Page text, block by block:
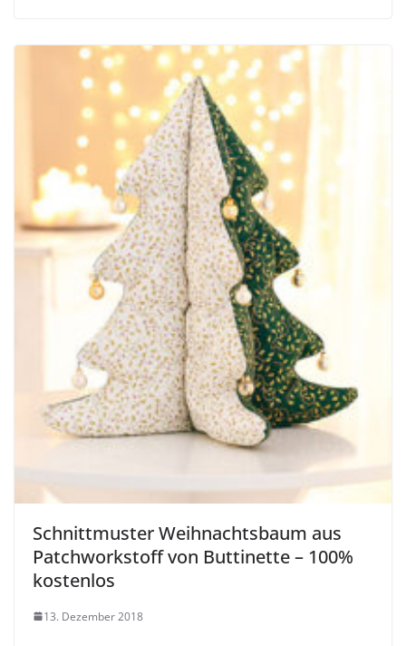
Schnittmuster Weihnachtsbaum aus
Patchworkstoff von Buttinette – 100%
kostenlos
13. Dezember 2018